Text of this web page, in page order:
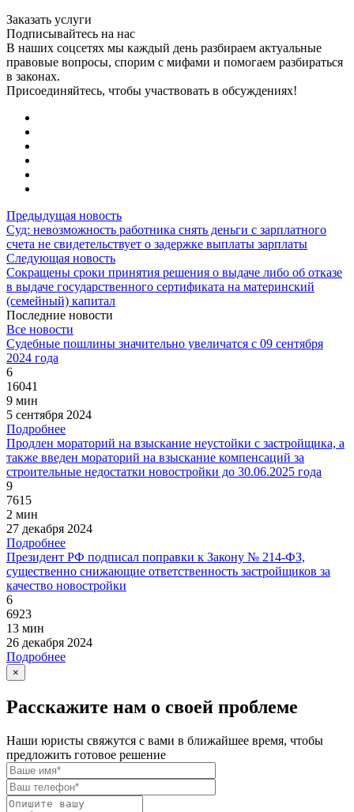
Заказать услуги
Подписывайтесь на нас
В наших соцсетях мы каждый день разбираем актуальные
правовые вопросы, спорим с мифами и помогаем разбираться
в законах.
Присоединяйтесь, чтобы участвовать в обсуждениях!
Предыдущая новость
Суд: невозможность работника снять деньги с зарплатного
счета не свидетельствует о задержке выплаты зарплаты
Следующая новость
Сокращены сроки принятия решения о выдаче либо об отказе
в выдаче государственного сертификата на материнский
(семейный) капитал
Последние новости
Все новости
Судебные пошлины значительно увеличатся с 09 сентября
2024 года
6
16041
9 мин
5 сентября 2024
Подробнее
Продлен мораторий на взыскание неустойки с застройщика, а
также введен мораторий на взыскание компенсаций за
строительные недостатки новостройки до 30.06.2025 года
9
7615
2 мин
27 декабря 2024
Подробнее
Президент РФ подписал поправки к Закону № 214-ФЗ,
существенно снижающие ответственность застройщиков за
качество новостройки
6
6923
13 мин
26 декабря 2024
Подробнее
×
Расскажите нам о своей проблеме
Наши юристы свяжутся с вами в ближайшее время, чтобы
предложить готовое решение